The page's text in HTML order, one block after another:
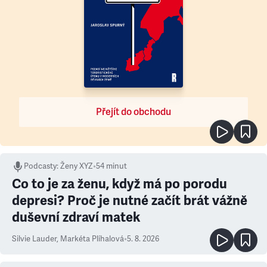
Přejít do obchodu
Podcasty:Ženy XYZ•54 minut
Co to je za ženu, když má po porodu
depresi? Proč je nutné začít brát vážně
duševní zdraví matek
Silvie Lauder, Markéta Plíhalová•5. 8. 2026